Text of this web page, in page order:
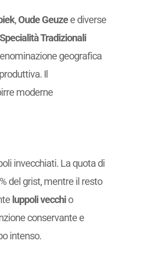
, Oude Geuzee diverse
Specialità Tradizionali
geografica
Il
moderne
invecchiati. La quota di
del grist, mentre il resto
luppoli vecchio
conservante e
intenso.